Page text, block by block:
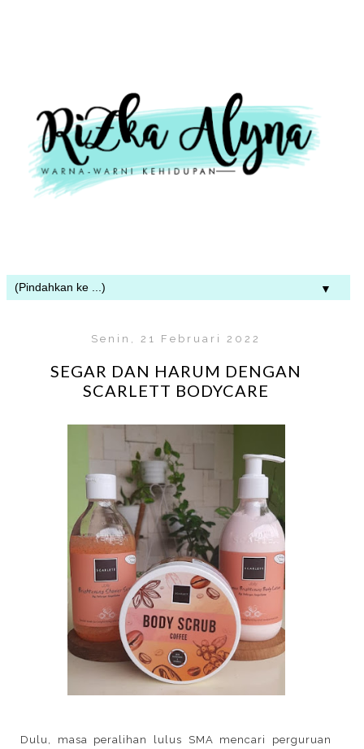
▼
Senin, 21 Februari 2022
SEGAR DAN HARUM DENGAN
SCARLETT BODYCARE
Dulu, masa peralihan lulus SMA mencari perguruan